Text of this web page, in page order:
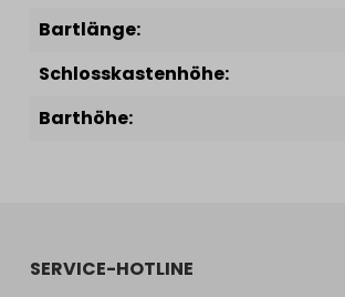
Bartlänge:
Schlosskastenhöhe:
Barthöhe:
SERVICE-HOTLINE